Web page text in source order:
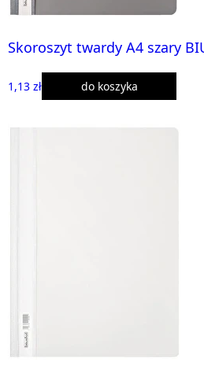
Skoroszyt twardy A4 szary
1,13 zł do koszyka